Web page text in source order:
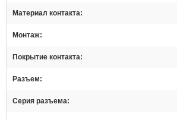
Материал контакта
Монтаж
Покрытие контакта
Разъем
Серия разъема